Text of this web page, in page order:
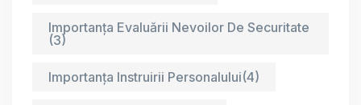
Importanța Evaluării Nevoilor De Securitate
(3)
Importanța Instruirii Personalului(4)